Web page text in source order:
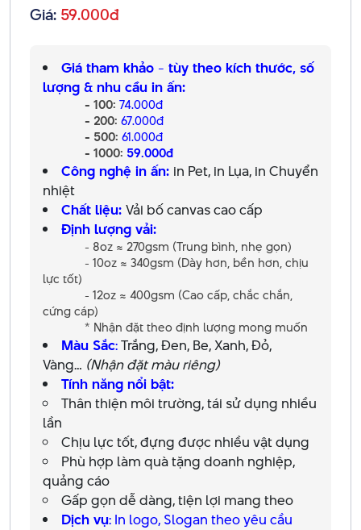
Giá: 59.000đ
Giá tham khảo - tùy theo kích thước, số
lượng & nhu cầu in ấn:
- 100: 74.000đ
- 200: 67.000đ
- 500: 61.000đ
- 1000: 59.000đ
Công nghệ in ấn: in Pet, in Lụa, in Chuyển
nhiệt
Chất liệu: Vải bố canvas cao cấp
Định lượng vải:
- 8oz ≈ 270gsm (Trung bình, nhẹ gọn)
- 10oz ≈ 340gsm (Dày hơn, bền hơn, chịu
lực tốt)
- 12oz ≈ 400gsm (Cao cấp, chắc chắn,
cứng cáp)
* Nhận đặt theo định lượng mong muốn
Màu Sắc:Trắng, Đen, Be, Xanh, Đỏ,
Vàng… (Nhận đặt màu riêng)
Tính năng nổi bật:
Thân thiện môi trường, tái sử dụng nhiều
lần
Chịu lực tốt, đựng được nhiều vật dụng
Phù hợp làm quà tặng doanh nghiệp,
quảng cáo
Gấp gọn dễ dàng, tiện lợi mang theo
Dịch vụ: In logo, Slogan theo yêu cầu